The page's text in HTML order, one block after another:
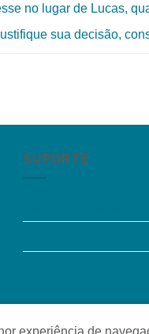
no lugar de Lucas,
sua decisão,
SUPORTE
experiência de